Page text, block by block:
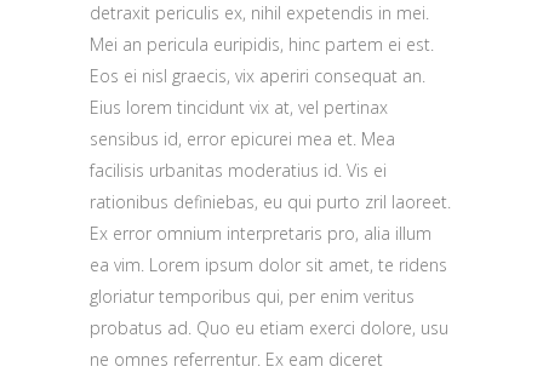
detraxit periculis ex, nihil expetendis in mei.
Mei an pericula euripidis, hinc partem ei est.
Eos ei nisl graecis, vix aperiri consequat an.
Eius lorem tincidunt vix at, vel pertinax
sensibus id, error epicurei mea et. Mea
facilisis urbanitas moderatius id. Vis ei
rationibus definiebas, eu qui purto zril laoreet.
Ex error omnium interpretaris pro, alia illum
ea vim. Lorem ipsum dolor sit amet, te ridens
gloriatur temporibus qui, per enim veritus
probatus ad. Quo eu etiam exerci dolore, usu
ne omnes referrentur. Ex eam diceret